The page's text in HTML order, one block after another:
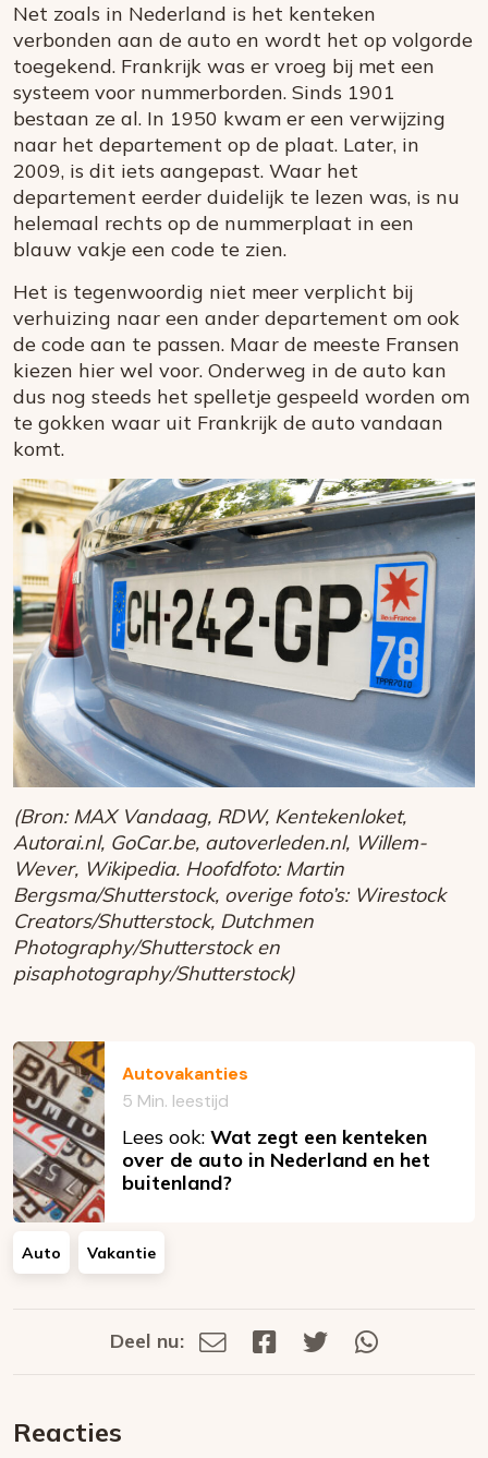
Net zoals in Nederland is het kenteken
verbonden aan de auto en wordt het op volgorde
toegekend. Frankrijk was er vroeg bij met een
systeem voor nummerborden. Sinds 1901
bestaan ze al. In 1950 kwam er een verwijzing
naar het departement op de plaat. Later, in
2009, is dit iets aangepast. Waar het
departement eerder duidelijk te lezen was, is nu
helemaal rechts op de nummerplaat in een
blauw vakje een code te zien.
Het is tegenwoordig niet meer verplicht bij
verhuizing naar een ander departement om ook
de code aan te passen. Maar de meeste Fransen
kiezen hier wel voor. Onderweg in de auto kan
dus nog steeds het spelletje gespeeld worden om
te gokken waar uit Frankrijk de auto vandaan
komt.
(Bron: MAX Vandaag, RDW, Kentekenloket,
Autorai.nl, GoCar.be, autoverleden.nl, Willem-
Wever, Wikipedia. Hoofdfoto: Martin
Bergsma/Shutterstock, overige foto’s: Wirestock
Creators/Shutterstock, Dutchmen
Photography/Shutterstock en
pisaphotography/Shutterstock)
Autovakanties
5 Min. leestijd
Lees ook: Wat zegt een kenteken
over de auto in Nederland en het
buitenland?
Auto Vakantie
Deel
Deel nu:
Deel
Deel
Deel
Reacties